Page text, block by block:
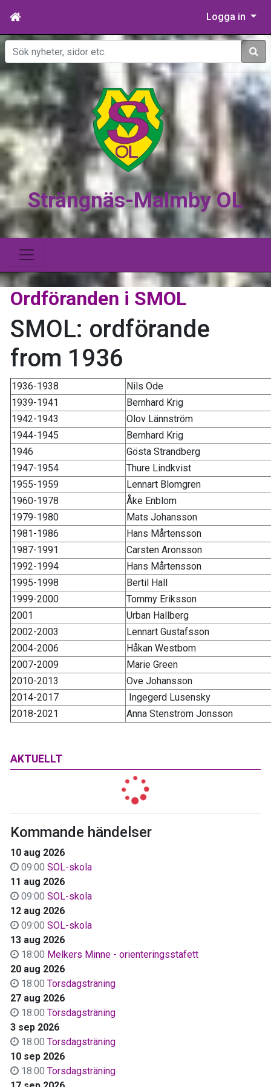
Logga in
Sök
Strängnäs-Malmby OL
AKTUELLT
Kommande händelser
10 aug 2026
09:00 SOL-skola
11 aug 2026
09:00 SOL-skola
12 aug 2026
09:00 SOL-skola
13 aug 2026
18:00 Melkers Minne - orienteringsstafett
20 aug 2026
18:00 Torsdagsträning
27 aug 2026
18:00 Torsdagsträning
3 sep 2026
18:00 Torsdagsträning
10 sep 2026
18:00 Torsdagsträning
Ordföranden i SMOL
SMOL: ordförande
from 1936
1936-1938
Nils Ode
1939-1941
Bernhard Krig
1942-1943
Olov Lännström
1944-1945
Bernhard Krig
1946
Gösta Strandberg
1947-1954
Thure Lindkvist
1955-1959
Lennart Blomgren
1960-1978
Åke Enblom
1979-1980
Mats Johansson
1981-1986
Hans Mårtensson
1987-1991
Carsten Aronsson
1992-1994
Hans Mårtensson
1995-1998
Bertil Hall
1999-2000
Tommy Eriksson
2001
Urban Hallberg
2002-2003
Lennart Gustafsson
2004-2006
Håkan Westbom
2007-2009
Marie Green
2010-2013
Ove Johansson
2014-2017
Ingegerd Lusensky
2018-2021
Anna Stenström Jonsson